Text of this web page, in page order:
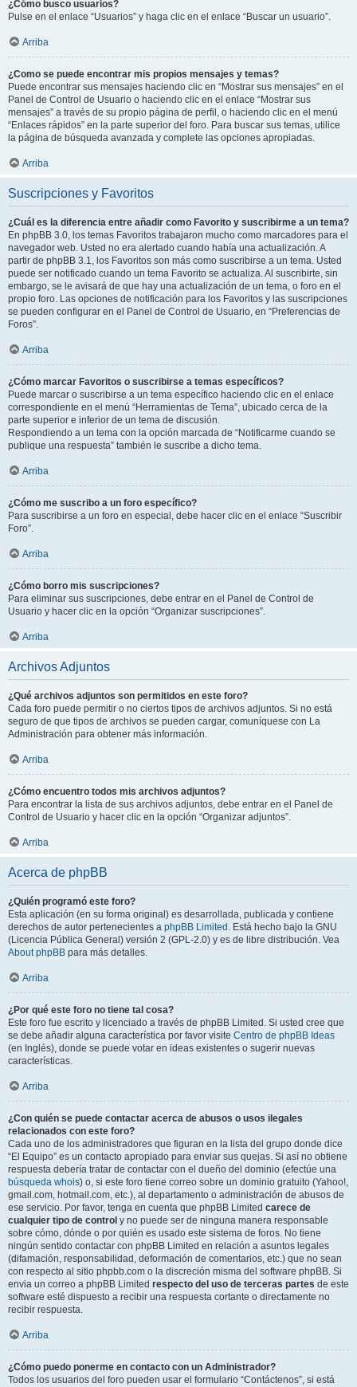
¿Cómo busco usuarios?
Pulse en el enlace “Usuarios” y haga clic en el enlace “Buscar un usuario”.
Arriba
¿Como se puede encontrar mis propios mensajes y temas?
Puede encontrar sus mensajes haciendo clic en “Mostrar sus mensajes” en el
Panel de Control de Usuario o haciendo clic en el enlace “Mostrar sus
mensajes” a través de su propio página de perfil, o haciendo clic en el menú
“Enlaces rápidos” en la parte superior del foro. Para buscar sus temas, utilice
la página de búsqueda avanzada y complete las opciones apropiadas.
Arriba
Suscripciones y Favoritos
¿Cuál es la diferencia entre añadir como Favorito y suscribirme a un tema?
En phpBB 3.0, los temas Favoritos trabajaron mucho como marcadores para el
navegador web. Usted no era alertado cuando había una actualización. A
partir de phpBB 3.1, los Favoritos son más como suscribirse a un tema. Usted
puede ser notificado cuando un tema Favorito se actualiza. Al suscribirte, sin
embargo, se le avisará de que hay una actualización de un tema, o foro en el
propio foro. Las opciones de notificación para los Favoritos y las suscripciones
se pueden configurar en el Panel de Control de Usuario, en “Preferencias de
Foros”.
Arriba
¿Cómo marcar Favoritos o suscribirse a temas específicos?
Puede marcar o suscribirse a un tema específico haciendo clic en el enlace
correspondiente en el menú “Herramientas de Tema”, ubicado cerca de la
parte superior e inferior de un tema de discusión.
Respondiendo a un tema con la opción marcada de “Notificarme cuando se
publique una respuesta” también le suscribe a dicho tema.
Arriba
¿Cómo me suscribo a un foro específico?
Para suscribirse a un foro en especial, debe hacer clic en el enlace “Suscribir
Foro”.
Arriba
¿Cómo borro mis suscripciones?
Para eliminar sus suscripciones, debe entrar en el Panel de Control de
Usuario y hacer clic en la opción “Organizar suscripciones”.
Arriba
Archivos Adjuntos
¿Qué archivos adjuntos son permitidos en este foro?
Cada foro puede permitir o no ciertos tipos de archivos adjuntos. Si no está
seguro de que tipos de archivos se pueden cargar, comuníquese con La
Administración para obtener más información.
Arriba
¿Cómo encuentro todos mis archivos adjuntos?
Para encontrar la lista de sus archivos adjuntos, debe entrar en el Panel de
Control de Usuario y hacer clic en la opción “Organizar adjuntos”.
Arriba
Acerca de phpBB
¿Quién programó este foro?
Esta aplicación (en su forma original) es desarrollada, publicada y contiene
derechos de autor pertenecientes a phpBB Limited . Está hecho bajo la GNU
(Licencia Pública General) versión 2 (GPL-2.0) y es de libre distribución. Vea
About phpBB para más detalles.
Arriba
¿Por qué este foro no tiene tal cosa?
Este foro fue escrito y licenciado a través de phpBB Limited. Si usted cree que
se debe añadir alguna característica por favor visite Centro de phpBB Ideas
(en Inglés), donde se puede votar en ideas existentes o sugerir nuevas
características.
Arriba
¿Con quién se puede contactar acerca de abusos o usos ilegales
relacionados con este foro?
Cada uno de los administradores que figuran en la lista del grupo donde dice
“El Equipo” es un contacto apropiado para enviar sus quejas. Si así no obtiene
respuesta debería tratar de contactar con el dueño del dominio (efectúe una
búsqueda whois) o, si este foro tiene correo sobre un dominio gratuito (Yahoo!,
gmail.com, hotmail.com, etc.), al departamento o administración de abusos de
ese servicio. Por favor, tenga en cuenta que phpBB Limited carece de
cualquier tipo de control y no puede ser de ninguna manera responsable
sobre cómo, dónde o por quién es usado este sistema de foros. No tiene
ningún sentido contactar con phpBB Limited en relación a asuntos legales
(difamación, responsabilidad, deformación de comentarios, etc.) que no sean
con respecto al sitio phpbb.com o la discreción misma del software phpBB. Si
envia un correo a phpBB Limited respecto del uso de terceras partes de este
software esté dispuesto a recibir una respuesta cortante o directamente no
recibir respuesta.
Arriba
¿Cómo puedo ponerme en contacto con un Administrador?
Todos los usuarios del foro pueden usar el formulario “Contáctenos”, si está